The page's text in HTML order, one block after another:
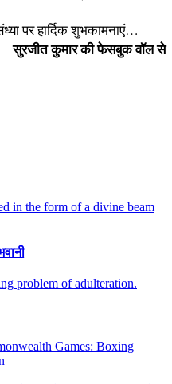
पर हार्दिक शुभकामनाएं…
सुरजीत कुमार की फेसबुक वॉल से